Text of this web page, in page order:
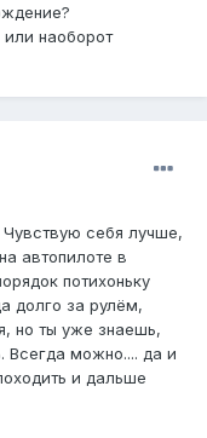
или наоборот
себя лучше,
автопилоте в
потихоньку
долго за рулём,
но ты уже знаешь,
Всегда можно.... да и
и дальше